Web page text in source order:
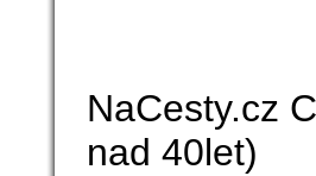
NaCesty.cz
nad 40let)